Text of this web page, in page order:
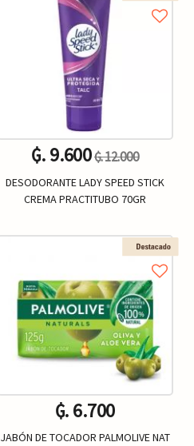
₲. 9.600₲. 12.000
DESODORANTE LADY SPEED STICK
CREMA PRACTITUBO 70GR
+
₲. 6.700
JABÓN DE TOCADOR PALMOLIVE NAT